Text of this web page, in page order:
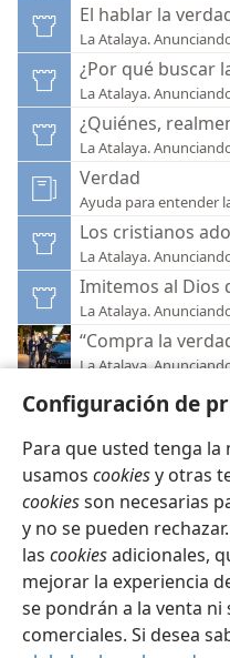
Configuración de
Para que usted tenga
usamos cookiesy otras
cookiesson necesarias
y no se pueden
las cookiesadicionales,
mejorar la experiencia
se pondrán a la venta
comerciales. Si desea
El hablar la
La Atalaya.
¿Por qué buscar
La Atalaya.
¿Quiénes,
La Atalaya.
Verdad
Ayuda para entender
Los cristianos
La Atalaya.
Imitemos al Dios
La Atalaya.
“Compra la
La Atalaya.
Español
Copyright© 2026 Watch Tower
Condiciones de
Configuración de